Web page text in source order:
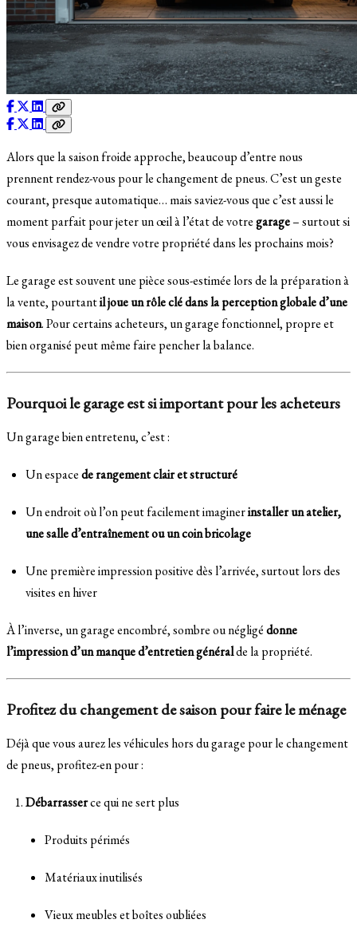
Alors que la saison froide approche, beaucoup d’entre nous
prennent rendez-vous pour le changement de pneus. C’est un geste
courant, presque automatique… mais saviez-vous que c’est aussi le
moment parfait pour jeter un œil à l’état de votregarage– surtout si
vous envisagez de vendre votre propriété dans les prochains mois?
Le garage est souvent une pièce sous-estimée lors de la préparation à
la vente, pourtantil joue un rôle clé dans la perception globale d’une
maison. Pour certains acheteurs, un garage fonctionnel, propre et
bien organisé peut même faire pencher la balance.
Pourquoi le garage est si important pour les acheteurs
Un garage bien entretenu, c’est :
Un espacede rangement clair et structuré
Un endroit où l’on peut facilement imaginerinstaller un atelier,
une salle d’entraînement ou un coin bricolage
Une première impression positive dès l’arrivée, surtout lors des
visites en hiver
À l’inverse, un garage encombré, sombre ou négligédonne
l’impression d’un manque d’entretien généralde la propriété.
Profitez du changement de saison pour faire le ménage
Déjà que vous aurez les véhicules hors du garage pour le changement
de pneus, profitez-en pour :
Débarrasserce qui ne sert plus
Produits périmés
Matériaux inutilisés
Vieux meubles et boîtes oubliées